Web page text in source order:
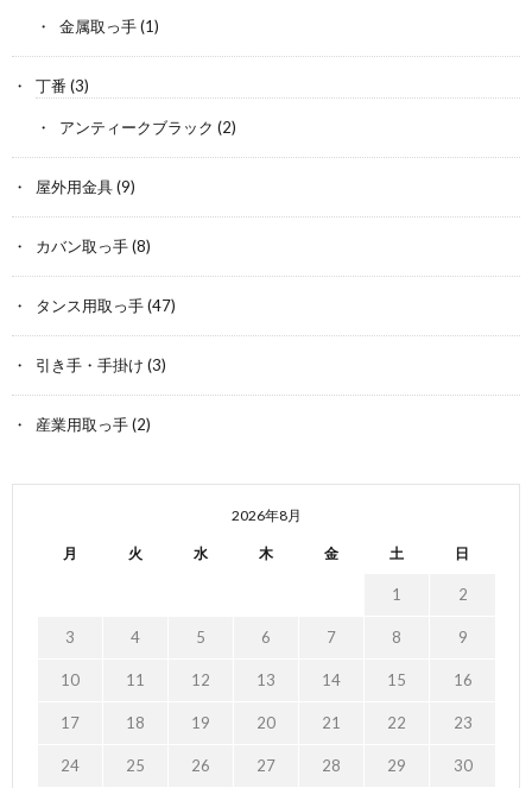
金属取っ手(1)
丁番 (3)
アンティークブラック (2)
屋外用金具(9)
カバン取っ手(8)
タンス用取っ手(47)
引き手・手掛け (3)
産業用取っ手(2)
2026年8月
月 火 水 木 金 土 日
1 2
3 4 5 6 7 8 9
10 11 12 13 14 15 16
17 18 19 20 21 22 23
24 25 26 27 28 29 30